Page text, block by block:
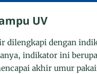
UV
dilengkapi dengan
indikator ini
akhir umur